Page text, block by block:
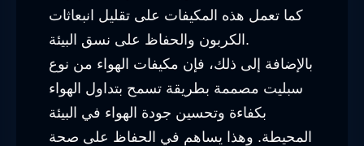
كما تعمل هذه المكيفات على تقليل انبعاثات
الكربون والحفاظ على نسق البيئة.
بالإضافة إلى ذلك، فإن مكيفات الهواء من نوع
سبليت مصممة بطريقة تسمح بتداول الهواء
بكفاءة وتحسين جودة الهواء في البيئة
المحيطة. وهذا يساهم في الحفاظ على صحة